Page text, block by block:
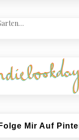
Folge Mir Auf